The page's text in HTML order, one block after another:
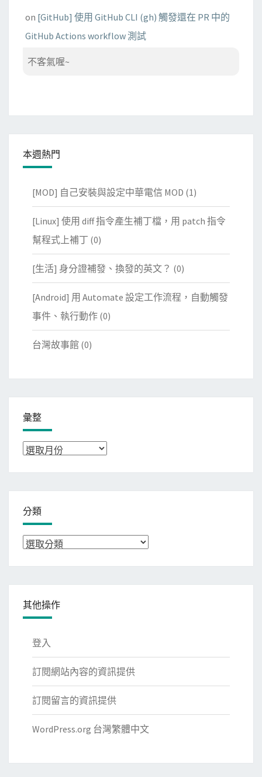
on [GitHub] 使用 GitHub CLI (gh) 觸發還在 PR 中的
GitHub Actions workflow 測試
不客氣喔~
本週熱門
[MOD] 自己安裝與設定中華電信 MOD (1)
[Linux] 使用 diff 指令產生補丁檔，用 patch 指令
幫程式上補丁 (0)
[生活] 身分證補發、換發的英文？ (0)
[Android] 用 Automate 設定工作流程，自動觸發
事件、執行動作 (0)
台灣故事館 (0)
彙整
彙
分類
分
其他操作
登入
訂閱網站內容的資訊提供
訂閱留言的資訊提供
WordPress.org 台灣繁體中文